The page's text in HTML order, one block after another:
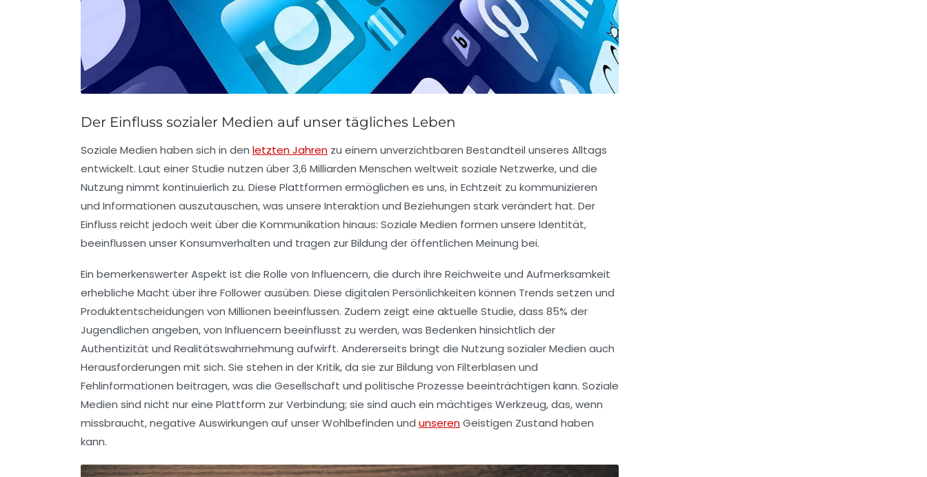
Der Einfluss sozialer Medien auf unser tägliches Leben
Soziale Medien haben sich in den letzten Jahren zu einem unverzichtbaren Bestandteil unseres Alltags
entwickelt. Laut einer Studie nutzen über3,6 Milliarden Menschen weltweit soziale Netzwerke, und die
Nutzung nimmt kontinuierlich zu. Diese Plattformen ermöglichen es uns, in Echtzeit zu kommunizieren
und Informationen auszutauschen, was unsere Interaktion und Beziehungen stark verändert hat. Der
Einfluss reicht jedoch weit über die Kommunikation hinaus: Soziale Medien formen unsere Identität,
beeinflussen unserKonsumverhalten und tragen zurBildung der öffentlichen Meinung bei.
Ein bemerkenswerter Aspekt ist die Rolle von Influencern, die durch ihre Reichweite und Aufmerksamkeit
erhebliche Macht über ihre Follower ausüben. Diese digitalen Persönlichkeiten können Trends setzen und
Produktentscheidungen von Millionen beeinflussen. Zudem zeigt eine aktuelle Studie, dass 85% der
Jugendlichen angeben, von Influencern beeinflusst zu werden, was Bedenken hinsichtlich der
Authentizität und Realitätswahrnehmung aufwirft. Andererseits bringt die Nutzung sozialer Medien auch
Herausforderungen mit sich. Sie stehen in der Kritik, da sie zur Bildung von Filterblasen und
Fehlinformationen beitragen, was die Gesellschaft und politische Prozesse beeinträchtigen kann. Soziale
Medien sind nicht nur eine Plattform zur Verbindung; sie sind auch ein mächtiges Werkzeug, das, wenn
missbraucht, negative Auswirkungen auf unserWohlbefinden und unserenGeistigen Zustand haben
kann.